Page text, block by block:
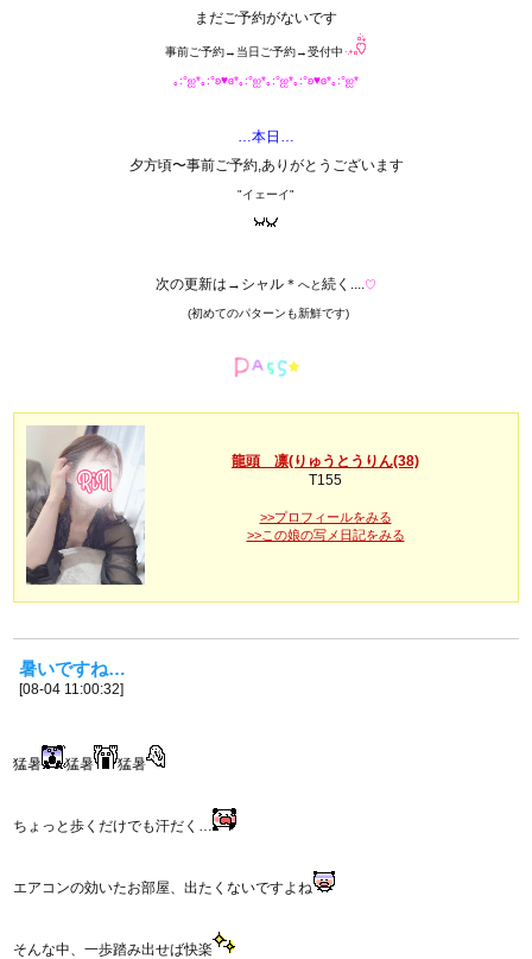
まだご予約がないです
事前ご予約→当日ご予約→受付中
｡:°ஐ*｡:°ʚ♥ɞ*｡:°ஐ*｡:°ஐ*｡:°ʚ♥ɞ*｡:°ஐ*
…本日…
夕方頃〜事前ご予約,ありがとうございます
"イェーイ"
次の更新は→シャル＊ へと続く....♡
(初めてのパターンも新鮮です)
龍頭 凛(りゅうとうりん(38)
T155
>>プロフィールをみる
>>この娘の写メ日記をみる
暑いですね…
[08-04 11:00:32]
猛暑 猛暑 猛暑
ちょっと歩くだけでも汗だく…
エアコンの効いたお部屋、出たくないですよね
そんな中、一歩踏み出せば快楽